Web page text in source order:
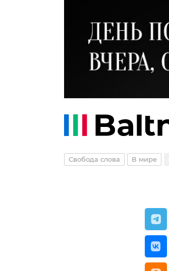
Свобода слова В мире